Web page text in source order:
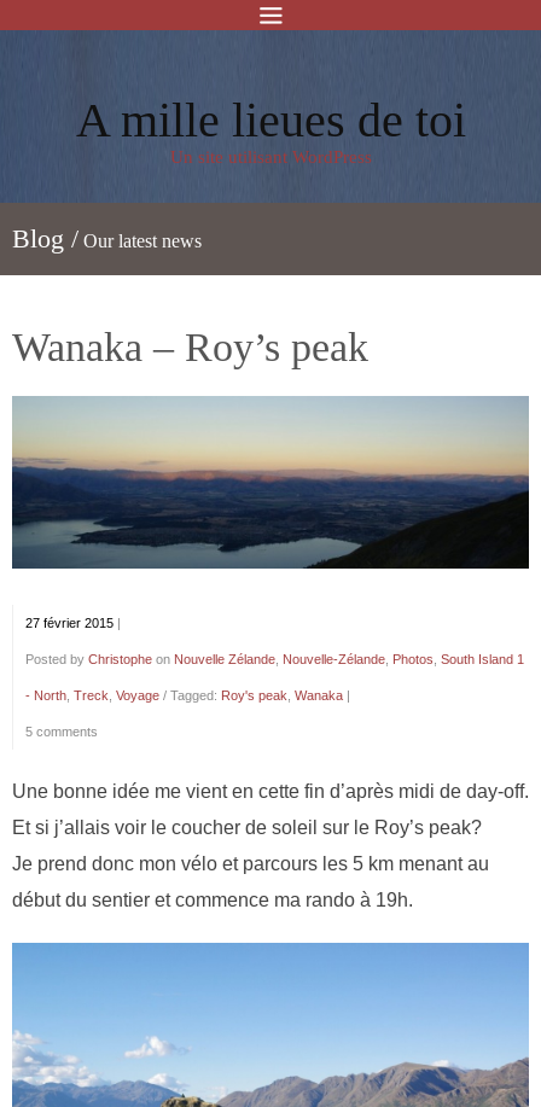
A mille lieues de toi
Un site utilisant WordPress
Blog / Our latest news
Wanaka – Roy’s peak
27 février 2015 |
Posted by Christophe on Nouvelle Zélande Nouvelle-Zélande Photos South Island 1
- North Treck Voyage / Tagged: Roy's peak Wanaka |
5 comments
Une bonne idée me vient en cette fin d’après midi de day-off.
Et si j’allais voir le coucher de soleil sur le Roy’s peak?
Je prend donc mon vélo et parcours les 5 km menant au
début du sentier et commence ma rando à 19h.